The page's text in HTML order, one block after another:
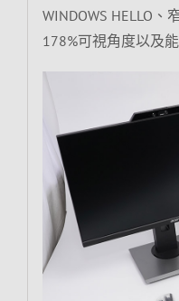
WINDOWS HELLO、
178%可視角度以及